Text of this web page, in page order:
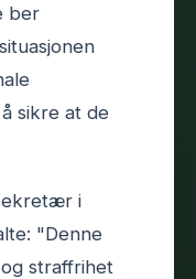
ber
sikre at de
i
"Denne
straffrihet